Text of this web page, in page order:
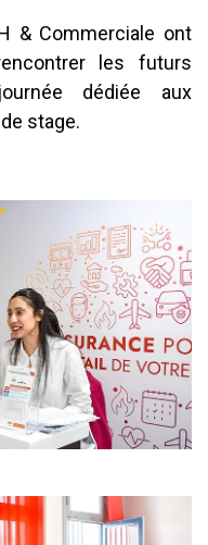
& Commerciale ont
les futurs
dédiée aux
stage.